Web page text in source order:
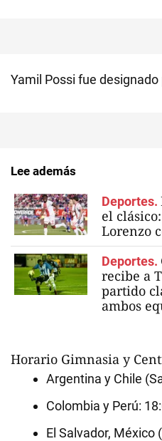
Yamil Possi fue
Lee además
Deportes.
el
Lorenzo
Deportes.
recibe a
partido
ambos
Horario Gimnasia y
Argentina y Chile
Colombia y Perú:
El Salvador, México